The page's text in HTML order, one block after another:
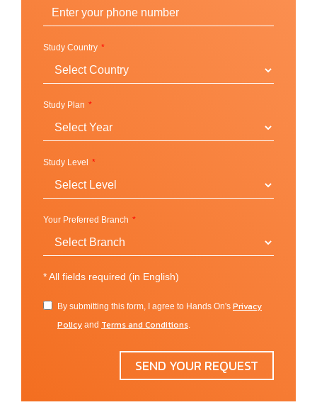
การเตรียมการสอบ (Test Preparation)
การเตรียมสอบเคมบริดจ์ (Cambridge
Preparation)
ศึกษาดูงาน (Study tours)
Study Country
Study Plan
Study Level
Your Preferred Branch
*All fields required (in English)
By submitting this form, I agree to Hands On's Privacy
Policy and Terms and Conditions.
SEND YOUR REQUEST